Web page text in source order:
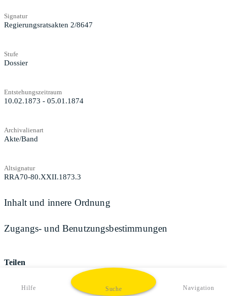
Signatur
Regierungsratsakten 2/8647
Stufe
Dossier
Entstehungszeitraum
10.02.1873 - 05.01.1874
Archivalienart
Akte/Band
Altsignatur
RRA70-80.XXII.1873.3
Inhalt und innere Ordnung
Zugangs- und Benutzungsbestimmungen
Teilen
Hilfe Suche Navigation